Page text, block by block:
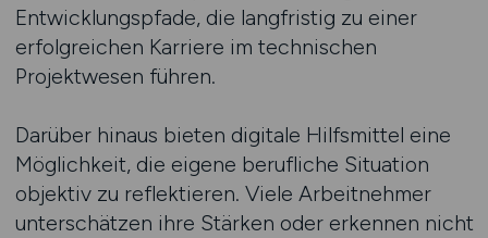
Entwicklungspfade, die langfristig zu einer
erfolgreichen Karriere im technischen
Projektwesen führen.
Darüber hinaus bieten digitale Hilfsmittel eine
Möglichkeit, die eigene berufliche Situation
objektiv zu reflektieren. Viele Arbeitnehmer
unterschätzen ihre Stärken oder erkennen nicht